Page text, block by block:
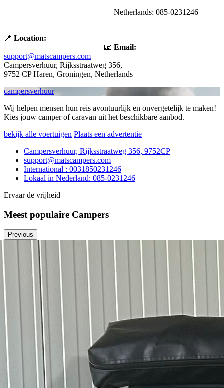
Netherlands: 085-0231246
📍 Location:
📧 Email:
support@matscampers.com
Campersverhuur, Rijksstraatweg 356,
9752 CP Haren, Groningen, Netherlands
campersverhuur
Wij helpen mensen hun reis avontuurlijk en onvergetelijk te maken!
Kies jouw camper of caravan uit het beschikbare aanbod.
bekijk alle voertuigen Plaats een advertentie
Campersverhuur, Rijksstraatweg 356, 9752CP
support@matscampers.com
International : 0031850231246
Lokaal in Nederland: 085-0231246
Ervaar de vrijheid
Meest populaire Campers
Previous